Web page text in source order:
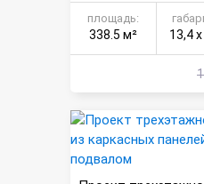
площадь:
338.5 м² 13,4